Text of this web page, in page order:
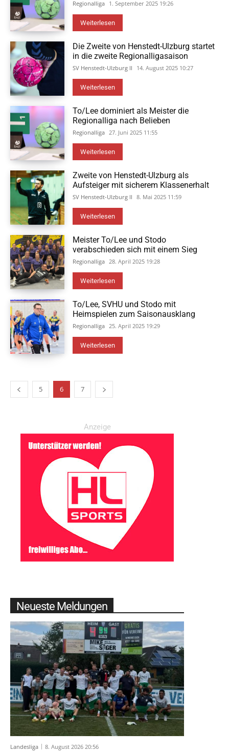
Regionalliga 1. September 2025 19:26
Weiterlesen
Die Zweite von Henstedt-Ulzburg startet
in die zweite Regionalligasaison
SV Henstedt-Ulzburg II 14. August 2025 10:27
Weiterlesen
To/Lee dominiert als Meister die
Regionalliga nach Belieben
Regionalliga 27. Juni 2025 11:55
Weiterlesen
Zweite von Henstedt-Ulzburg als
Aufsteiger mit sicherem Klassenerhalt
SV Henstedt-Ulzburg II 8. Mai 2025 11:59
Weiterlesen
Meister To/Lee und Stodo
verabschieden sich mit einem Sieg
Regionalliga 28. April 2025 19:28
Weiterlesen
To/Lee, SVHU und Stodo mit
Heimspielen zum Saisonausklang
Regionalliga 25. April 2025 19:29
Weiterlesen
5 6 7
Anzeige
Neueste Meldungen
Landesliga 8. August 2026 20:56